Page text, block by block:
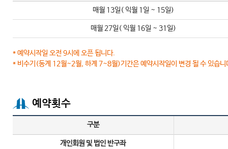
매월 13일( 익월 1일 ~ 15일)
매월 27일( 익월 16일 ~ 31일)
* 예약시작일 오전 9시에 오픈 됩니다.
* 비수기(동계 12월~2월, 하계 7~8월)기간은 예약시작일이 변경 될 수 있습니
예약횟수
구분
개인회원 및 법인 반구좌